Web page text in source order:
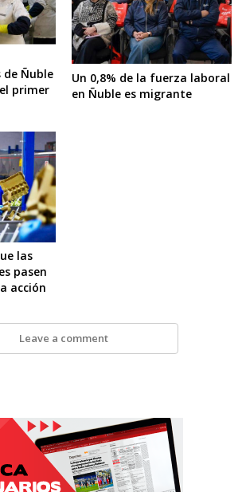
de Ñuble
primer
Un 0,8% de la fuerza laboral
en Ñuble es migrante
las
pasen
acción
Leave a comment